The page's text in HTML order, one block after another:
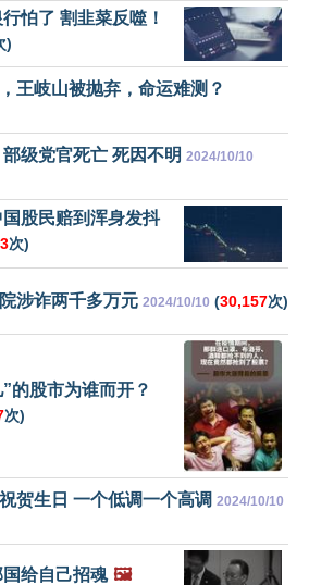
怕了 割韭菜反噬！
)
王岐山被抛弃，命运难测？
级党官死亡 死因不明 2024/10/10
股民赔到浑身发抖
次)
涉诈两千多万元 2024/10/10 (30,157次)
的股市为谁而开？
次)
贺生日 一个低调一个高调 2024/10/10
给自己招魂 🖼️